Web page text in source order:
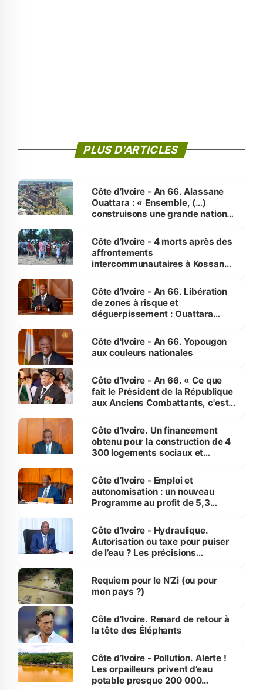
PLUS D'ARTICLES
Côte d’Ivoire - An 66. Alassane
Ouattara : « Ensemble, (…)
construisons une grande nation
générations futures »
Côte d’Ivoire - 4 morts après des
affrontements
intercommunautaires à Kossandji
milieu des sinistrés
Côte d’Ivoire - An 66. Libération
de zones à risque et
déguerpissement : Ouattara
l'Etat de droit pour préserver les
vies humaines »
Côte d'Ivoire - An 66. Yopougon
aux couleurs nationales
Côte d’Ivoire - An 66. « Ce que
fait le Président de la République
aux Anciens Combattants, c'est
Côte d’Ivoire. Un financement
obtenu pour la construction de 4
300 logements sociaux et
et Yamoussoukro
Côte d’Ivoire - Emploi et
autonomisation : un nouveau
Programme au profit de 5,3
Côte d’Ivoire - Hydraulique.
Autorisation ou taxe pour puiser
de l’eau ? Les précisions
Requiem pour le N’Zi (ou pour
mon pays ?)
Côte d’Ivoire. Renard de retour à
la tête des Éléphants
Côte d’Ivoire - Pollution. Alerte !
Les orpailleurs privent d’eau
potable presque 200 000